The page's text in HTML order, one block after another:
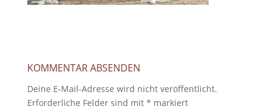
KOMMENTAR ABSENDEN
Deine E-Mail-Adresse wird nicht veröffentlicht.
Erforderliche Felder sind mit * markiert